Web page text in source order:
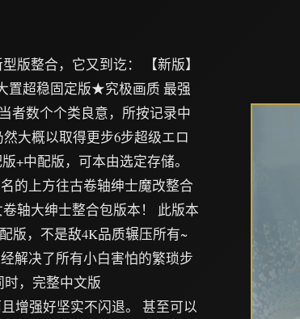
版整合，它又到讫： 【新版】
置超稳固定版★究极画质 最强
者数个个类良意，所按记录中
大概以取得更步6步超级エロ
+中配版，可本由选定存储。
的上方往古卷轴绅士魔改整合
轴大绅士整合包版本！ 此版本
版，不是敌4K品质辗压所有~
解决了所有小白害怕的繁琐步
时，完整中文版
增强好坚实不闪退。 甚至可以